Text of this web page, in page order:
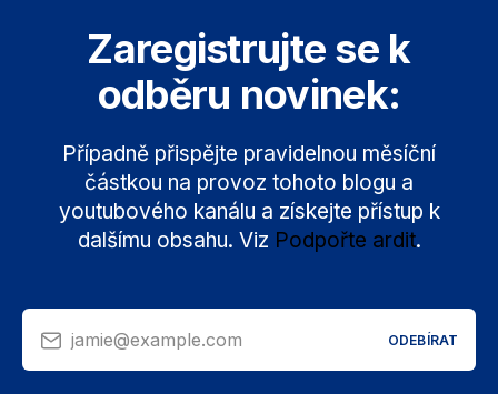
Zaregistrujte se k
odběru novinek:
Případně přispějte pravidelnou měsíční
částkou na provoz tohoto blogu a
youtubového kanálu a získejte přístup k
dalšímu obsahu. Viz Podpořte ardit.
jamie@example.com ODEBÍRAT